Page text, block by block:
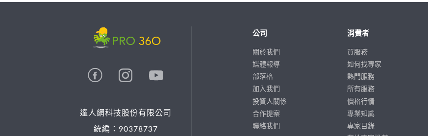
達人網科技股份有限公司
統編：90378737
公司
關於我們
媒體報導
部落格
加入我們
投資人關係
合作提案
聯絡我們
消費者
買服務
如何找專家
熱門服務
所有服務
價格行情
專業知識
專家目錄